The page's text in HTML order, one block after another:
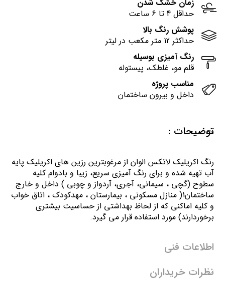
زمان خشک شدن
حداقل 4 تا 6 ساعت
پوشش رنگ بالا
حداکثر 12 متر مکعب در لیتر
رنگ آمیزی بوسیله
قلم مو، غلطک، پیستوله
مناسب پروژه
داخل و بیرون ساختمان
توضیحات :
رنگ اكريليك لاتكس الوان از مرغوبترين رزين هاي اكريليك پايه
آب تهيه شده و برای رنگ آمیزی سریع، زیبا و بادوام کلیه
سطوح (گچی ، سیمانی، آجری، آردواز و چوبی ) داخل و خارج
ساختمان1( منازل مسكوني ، بيمارستان ، مهدكودك ، اتاق خواب
و كليه اماكني كه از لحاظ بهداشتي از حساسيت بيشتري
برخوردارند) مورد استفاده قرار می گیرد.
اطلاعات فنی
نظرات خریداران